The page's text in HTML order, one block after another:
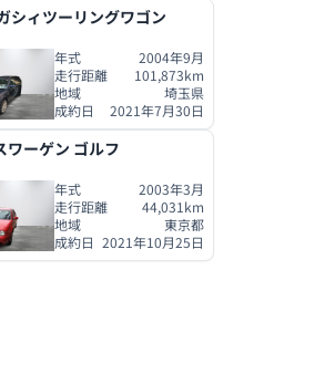
シィツーリングワゴン
年式
2004年9月
走行距離
101,873km
地域
埼玉県
成約日
2021年7月30日
ワーゲン ゴルフ
年式
2003年3月
走行距離
44,031 km
地域
東京都
成約日 2021年10月25日